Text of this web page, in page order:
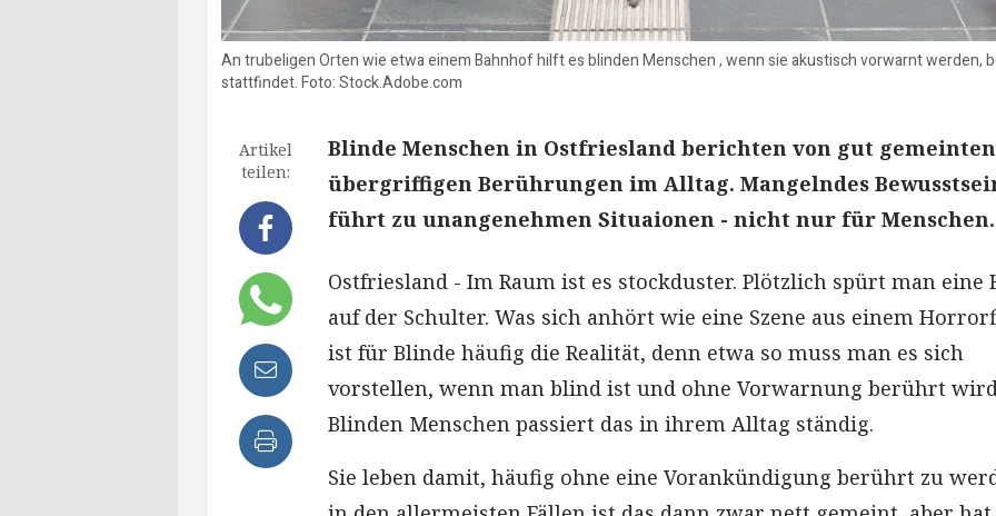
An trubeligen Orten wie etwa einem Bahnhof hilft es blinden Menschen , wenn sie akustisch vorwarnt werden,
stattfindet. Foto: Stock.Adobe.com
Artikel
teilen:
Blinde Menschen in Ostfriesland berichten von gut
übergriffigen Berührungen im Alltag. Mangelndes
führt zu unangenehmen Situaionen - nicht nur für Menschen.
Ostfriesland - Im Raum ist es stockduster. Plötzlich spürt man eine
auf der Schulter. Was sich anhört wie eine Szene aus einem
ist für Blinde häufig die Realität, denn etwa so muss man es sich
vorstellen, wenn man blind ist und ohne Vorwarnung berührt
Blinden Menschen passiert das in ihrem Alltag ständig.
Sie leben damit, häufig ohne eine Vorankündigung berührt zu